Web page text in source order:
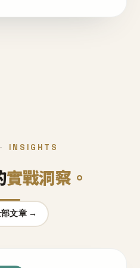
INSIGHTS
實戰洞察。
文章 →